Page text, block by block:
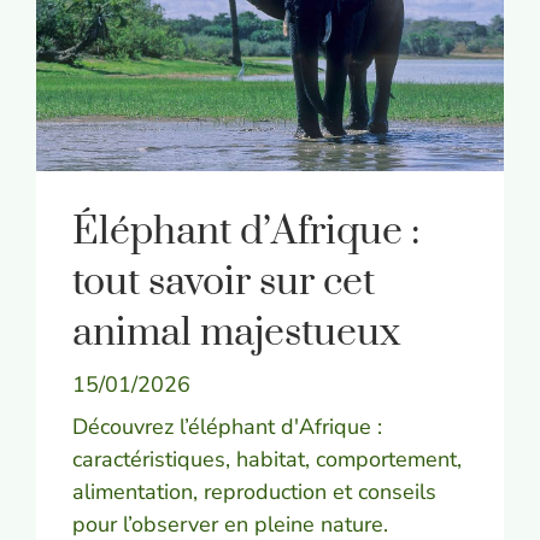
Éléphant d’Afrique :
tout savoir sur cet
animal majestueux
15/01/2026
Découvrez l’éléphant d'Afrique :
caractéristiques, habitat, comportement,
alimentation, reproduction et conseils
pour l’observer en pleine nature.